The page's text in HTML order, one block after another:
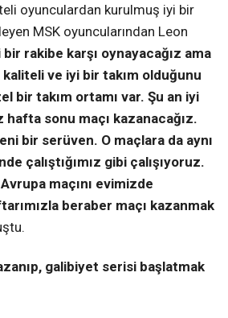
oyunculardan kurulmuş iyi bir
MSK oyuncularından Leon
bir rakibe karşı oynayacağız ama
kaliteli ve iyi bir takım olduğunu
bir takım ortamı var. Şu an iyi
hafta sonu maçı kazanacağız.
bir serüven. O maçlara da aynı
çalıştığımız gibi çalışıyoruz.
maçını evimizde
beraber maçı kazanmak
galibiyet serisi başlatmak